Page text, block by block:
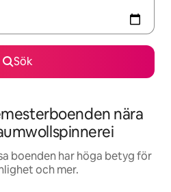
Sök
nära
boenden har höga betyg för
och mer.